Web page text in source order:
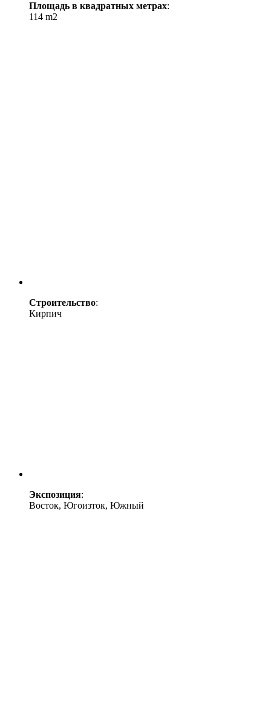
Площадь в квадратных метрах:
114 m2
Строительство:
Кирпич
Экспозиция:
Восток, Югоизток, Южный